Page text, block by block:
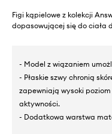
Figi kąpielowe z kolekcji
dopasowującej się do ciała
- Model z wiązaniem
- Płaskie szwy chronią
zapewniają wysoki
aktywności.
- Dodatkowa warstwa